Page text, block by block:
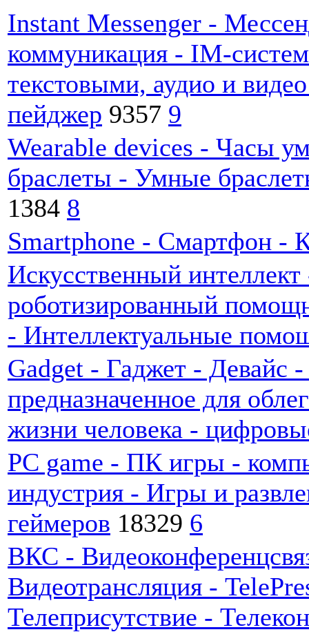
Instant Messenger -
коммуникация - IM-
текстовыми, аудио и
пейджер 9357 9
Wearable devices - Часы
браслеты - Умные
1384 8
Smartphone - Смартфон -
Искусственный
роботизированный
- Интеллектуальные
Gadget - Гаджет - Девайс
предназначенное для
жизни человека -
PC game - ПК игры -
индустрия - Игры и
геймеров 18329 6
ВКС -
Видеотрансляция -
Телеприсутствие -